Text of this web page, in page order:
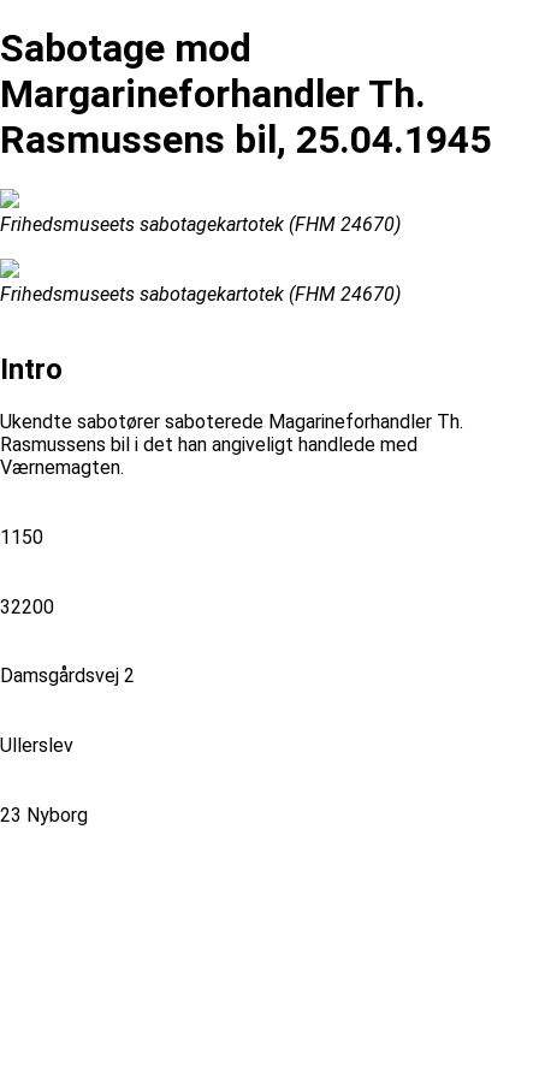
Sabotage mod
Margarineforhandler Th.
Rasmussens bil, 25.04.1945
Frihedsmuseets sabotagekartotek (FHM 24670)
Frihedsmuseets sabotagekartotek (FHM 24670)
Intro
Ukendte sabotører saboterede Magarineforhandler Th.
Rasmussens bil i det han angiveligt handlede med
Værnemagten.
1150
32200
Damsgårdsvej 2
Ullerslev
23 Nyborg